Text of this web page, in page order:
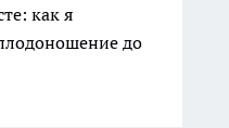
как я
до